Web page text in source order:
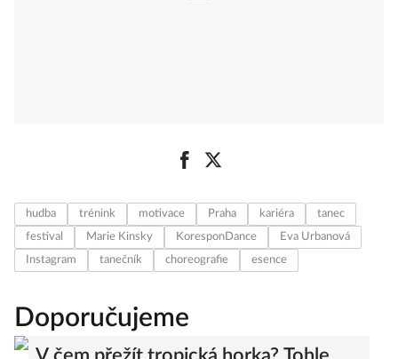
hudba trénink motivace Praha kariéra
tanec
festival
Marie Kinsky KoresponDance
Eva Urbanová
Instagram
tanečník choreografie esence
Doporučujeme